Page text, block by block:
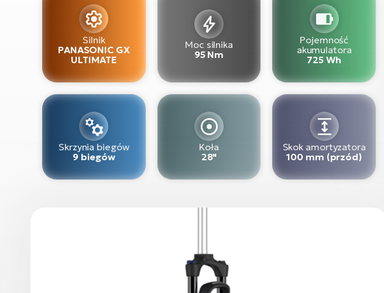
Silnik
PANASONIC GX
ULTIMATE
Moc silnika
95 Nm
Pojemność
akumulatora
725 Wh
Skrzynia biegów
9 biegów
Koła
28"
Skok amortyzatora
100 mm (przód)